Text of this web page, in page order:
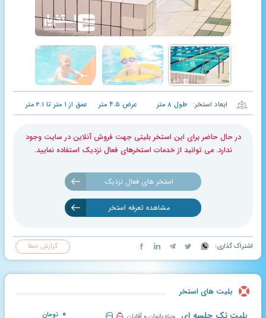
ابعاد استخر: طول ۸متر عرض ۴.۵ متر عمق از ۱ متر تا ۲.۱ متر
در حال حاضر برای این استخر بلیتی جهت فروش آنلاین در سایت وجود
ندارد. می توانید از خدمات استخرهای فعال نزدیک استفاده نمایید.
استخر های فعال نزدیک
مشاهده تعرفه استخر
اشتراک گذاری: گزارش خطا
بلیت های استخر
۰ تومان